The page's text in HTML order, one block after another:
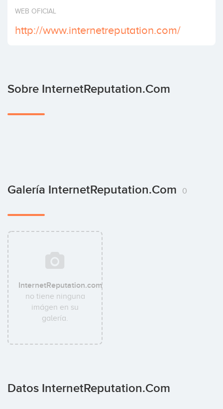
Invertir
WEB OFICIAL
http://www.internetreputation.com/
Sobre InternetReputation.com
Galería InternetReputation.com 0
InternetReputation.com
no tiene ninguna
imágen en su
galería.
Datos InternetReputation.com